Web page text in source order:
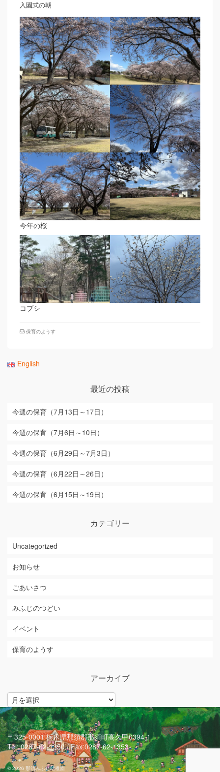
入園式の朝
今年の桜
コブシ
保育のようす
English
最近の投稿
今週の保育（7月13日～17日）
今週の保育（7月6日～10日）
今週の保育（6月29日～7月3日）
今週の保育（6月22日～26日）
今週の保育（6月15日～19日）
カテゴリー
Uncategorized
お知らせ
ごあいさつ
みふじのつどい
イベント
保育のようす
アーカイブ
ア
ー
カ
イ
ブ
〒325-0001 栃木県那須郡那須町高久甲6394-1
Tel: 0287-62-1350 / Fax:0287-62-1353
© 2026 那須みふじ幼稚園